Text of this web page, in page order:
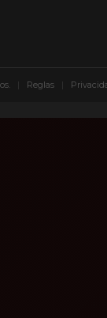
Reglas